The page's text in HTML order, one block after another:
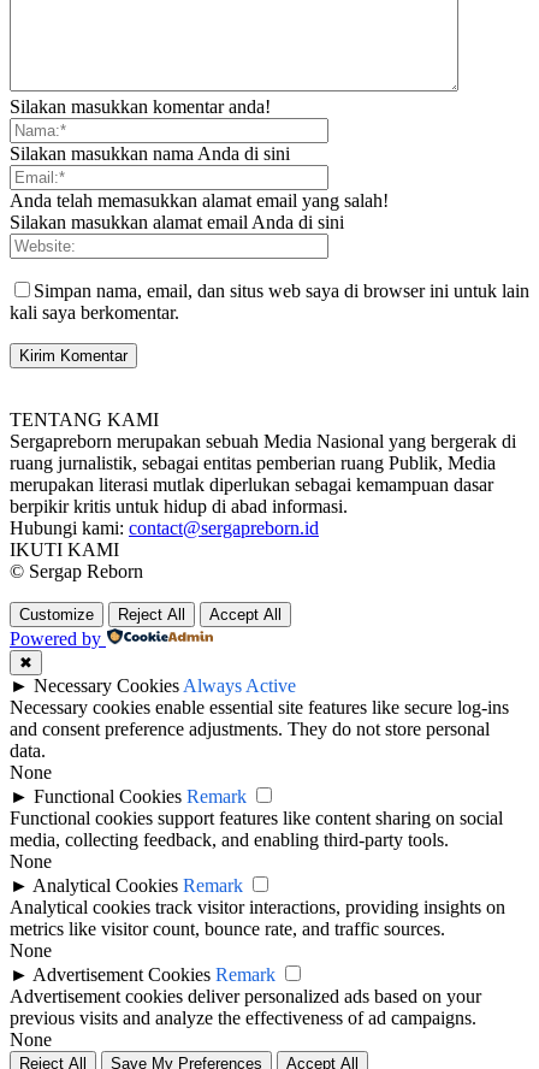
Silakan masukkan komentar anda!
Silakan masukkan nama Anda di sini
Anda telah memasukkan alamat email yang salah!
Silakan masukkan alamat email Anda di sini
Simpan nama, email, dan situs web saya di browser ini untuk lain
kali saya berkomentar.
TENTANG KAMI
Sergapreborn merupakan sebuah Media Nasional yang bergerak di
ruang jurnalistik, sebagai entitas pemberian ruang Publik, Media
merupakan literasi mutlak diperlukan sebagai kemampuan dasar
berpikir kritis untuk hidup di abad informasi.
Hubungi kami: contact@sergapreborn.id
IKUTI KAMI
© Sergap Reborn
Customize Reject All Accept All
Powered by
✖
► Necessary Cookies Always Active
Necessary cookies enable essential site features like secure log-ins
and consent preference adjustments. They do not store personal
data.
None
► Functional Cookies Remark
Functional cookies support features like content sharing on social
media, collecting feedback, and enabling third-party tools.
None
► Analytical Cookies Remark
Analytical cookies track visitor interactions, providing insights on
metrics like visitor count, bounce rate, and traffic sources.
None
► Advertisement Cookies Remark
Advertisement cookies deliver personalized ads based on your
previous visits and analyze the effectiveness of ad campaigns.
None
Reject All Save My Preferences Accept All